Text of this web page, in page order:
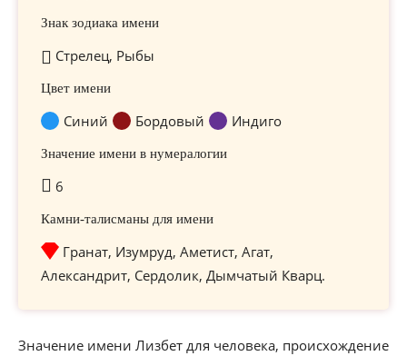
Знак зодиака имени
Стрелец, Рыбы
Цвет имени
Синий Бордовый Индиго
Значение имени в нумералогии
6
Камни-талисманы для имени
Гранат, Изумруд, Аметист, Агат,
Александрит, Сердолик, Дымчатый Кварц.
Значение имени Лизбет для человека, происхождение